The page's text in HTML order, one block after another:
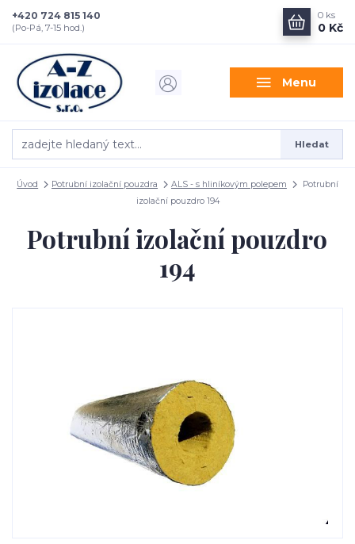
Menu
Hledat
+420 724 815 140
(Po-Pá, 7-15 hod.)
0 ks
0 Kč
Úvod Potrubní izolační pouzdra ALS - s hliníkovým polepem
Potrubní
izolační pouzdro 194
Potrubní izolační pouzdro
194